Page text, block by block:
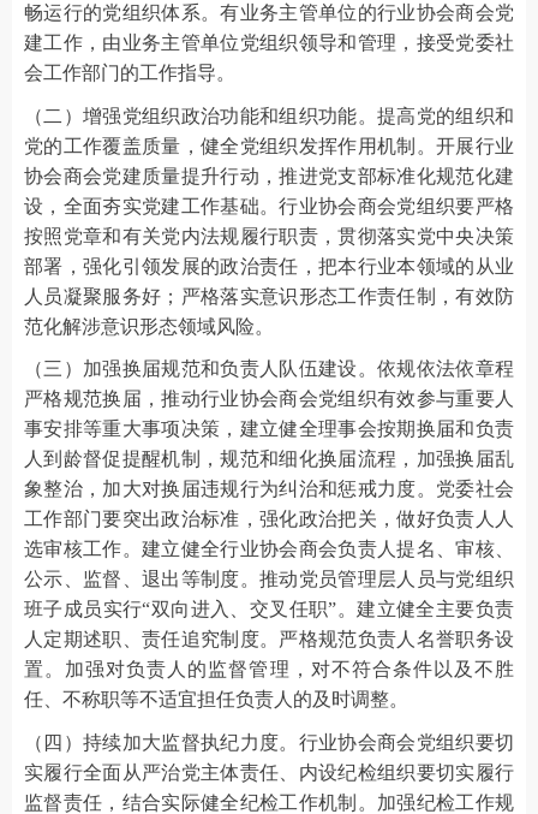
畅运行的党组织体系。有业务主管单位的行业协会商会党
建工作，由业务主管单位党组织领导和管理，接受党委社
会工作部门的工作指导。
（二）增强党组织政治功能和组织功能。提高党的组织和
党的工作覆盖质量，健全党组织发挥作用机制。开展行业
协会商会党建质量提升行动，推进党支部标准化规范化建
设，全面夯实党建工作基础。行业协会商会党组织要严格
按照党章和有关党内法规履行职责，贯彻落实党中央决策
部署，强化引领发展的政治责任，把本行业本领域的从业
人员凝聚服务好；严格落实意识形态工作责任制，有效防
范化解涉意识形态领域风险。
（三）加强换届规范和负责人队伍建设。依规依法依章程
严格规范换届，推动行业协会商会党组织有效参与重要人
事安排等重大事项决策，建立健全理事会按期换届和负责
人到龄督促提醒机制，规范和细化换届流程，加强换届乱
象整治，加大对换届违规行为纠治和惩戒力度。党委社会
工作部门要突出政治标准，强化政治把关，做好负责人人
选审核工作。建立健全行业协会商会负责人提名、审核、
公示、监督、退出等制度。推动党员管理层人员与党组织
班子成员实行“双向进入、交叉任职”。建立健全主要负责
人定期述职、责任追究制度。严格规范负责人名誉职务设
置。加强对负责人的监督管理，对不符合条件以及不胜
任、不称职等不适宜担任负责人的及时调整。
（四）持续加大监督执纪力度。行业协会商会党组织要切
实履行全面从严治党主体责任、内设纪检组织要切实履行
监督责任，结合实际健全纪检工作机制。加强纪检工作规